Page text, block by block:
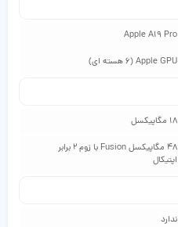
Apple A19 Pro
Apple GPU (6 هسته ای)
18 مگاپیکسل
48 مگاپیکسل Fusion با زوم 2 برابر
اپتیکال
ندارد